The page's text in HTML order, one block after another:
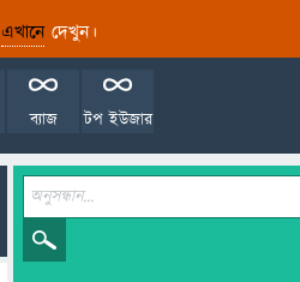
এখানেদেখুন।
টপ ইউজার
ব্যাজ